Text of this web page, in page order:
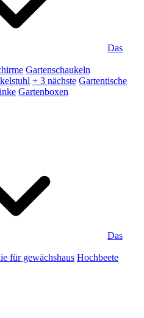
Das
Gartenschaukeln
+ 3 nächste Gartentische
Gartenboxen
Das
für gewächshaus Hochbeete